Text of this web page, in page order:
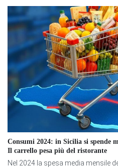
Consumi 2024: in Sicilia si spende
Il carrello pesa più del ristorante
Nel 2024 la spesa media mensile